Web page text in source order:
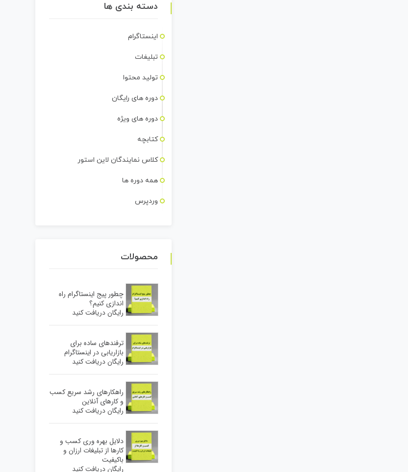
دسته بندی ها
اینستاگرام
تبلیغات
تولید محتوا
دوره های رایگان
دوره های ویژه
کتابچه
کلاس نمایندگان لاین استور
همه دوره ها
وردپرس
محصولات
چطور پیج اینستاگرام راه
اندازی کنیم؟
رایگان دریافت کنید
ترفندهای ساده برای
بازاریابی در اینستاگرام
رایگان دریافت کنید
راهکارهای رشد سریع کسب
و کارهای آنلاین
رایگان دریافت کنید
دلایل بهره وری کسب و
کارها از تبلیغات ارزان و
باکیفیت
رایگان دریافت کنید